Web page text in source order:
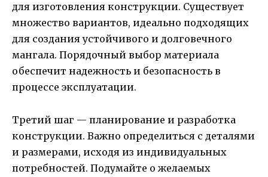
для изготовления конструкции. Существует
множество вариантов, идеально подходящих
для создания устойчивого и долговечного
мангала. Порядочный выбор материала
обеспечит надежность и безопасность в
процессе эксплуатации.
Третий шаг — планирование и разработка
конструкции. Важно определиться с деталями
и размерами, исходя из индивидуальных
потребностей. Подумайте о желаемых